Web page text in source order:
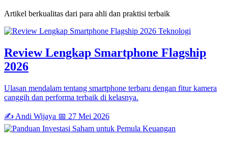
Artikel berkualitas dari para ahli dan praktisi terbaik
Teknologi
Review Lengkap Smartphone Flagship
2026
Ulasan mendalam tentang smartphone terbaru dengan fitur kamera
canggih dan performa terbaik di kelasnya.
✍️ Andi Wijaya 📅 27 Mei 2026
Keuangan